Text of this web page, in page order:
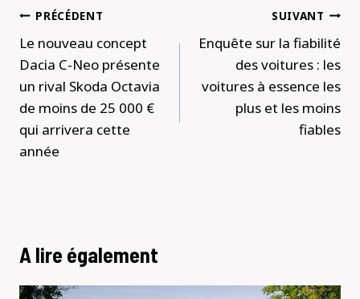
Navigation
de
l’article
PRÉCÉDENT
Le nouveau concept
Dacia C-Neo présente
un rival Skoda Octavia
de moins de 25 000 €
qui arrivera cette
année
SUIVANT
Enquête sur la fiabilité
des voitures : les
voitures à essence les
plus et les moins
fiables
A lire également